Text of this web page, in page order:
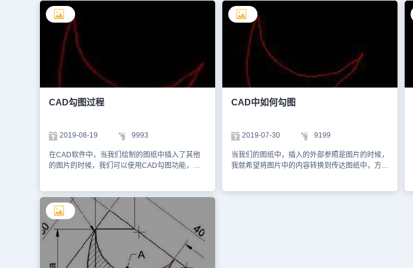
CAD勾图过程
2019-08-19 9993
在CAD软件中，当我们绘制的图纸中插入了其他
的图片的时候，我们可以使用CAD勾图功能，将
法。 CAD勾图过程： 打开CAD——点击菜单栏
“插入”中的“光栅图像”打开需要勾选的照片——输
入“SPL”命令，如下图，用样条曲线描出要勾选的
图形 ——用夹点移动，将夹点更贴近原图 ——删
除底图，即可 以上就是在CAD软件中，我们可以
使用CAD勾图功能母鸡啊ing插入图纸中的图片勾
画出来，然后在CAD图纸中进行使用。今天就介
CAD中如何勾图
2019-07-30 9199
当我们的图纸中，插入的外部参照是图片的时候，
我就希望将图片中的内容转换到传达图纸中，方便